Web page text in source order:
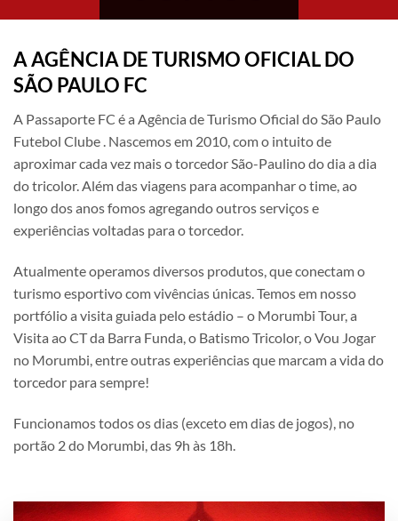
A AGÊNCIA DE TURISMO OFICIAL DO
SÃO PAULO FC
A Passaporte FC é a Agência de Turismo Oficial do São Paulo
Futebol Clube . Nascemos em 2010, com o intuito de
aproximar cada vez mais o torcedor São-Paulino do dia a dia
do tricolor. Além das viagens para acompanhar o time, ao
longo dos anos fomos agregando outros serviços e
experiências voltadas para o torcedor.
Atualmente operamos diversos produtos, que conectam o
turismo esportivo com vivências únicas. Temos em nosso
portfólio a visita guiada pelo estádio – o Morumbi Tour, a
Visita ao CT da Barra Funda, o Batismo Tricolor, o Vou Jogar
no Morumbi, entre outras experiências que marcam a vida do
torcedor para sempre!
Funcionamos todos os dias (exceto em dias de jogos), no
portão 2 do Morumbi, das 9h às 18h.